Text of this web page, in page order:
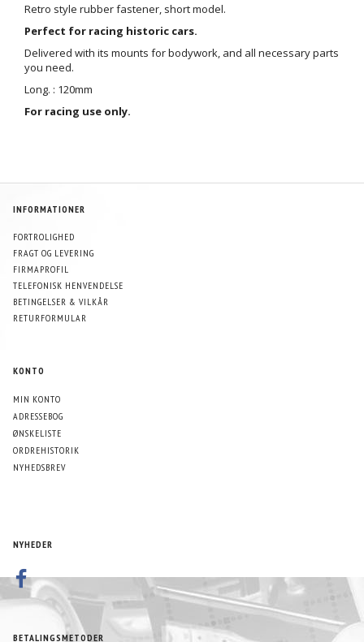
Retro style rubber fastener, short model.
Perfect for racing historic cars.
Delivered with its mounts for bodywork, and all necessary parts
you need.
Long. : 120mm
For racing use only.
INFORMATIONER
FORTROLIGHED
FRAGT OG LEVERING
FIRMAPROFIL
TELEFONISK HENVENDELSE
BETINGELSER & VILKÅR
RETURFORMULAR
KONTO
MIN KONTO
ADRESSEBOG
ØNSKELISTE
ORDREHISTORIK
NYHEDSBREV
NYHEDER
BETALINGSMETODER